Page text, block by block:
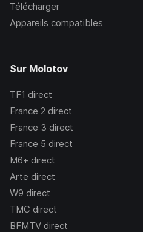
Télécharger
Appareils compatibles
Sur Molotov
TF1 direct
France 2 direct
France 3 direct
France 5 direct
M6+ direct
Arte direct
W9 direct
TMC direct
BFMTV direct